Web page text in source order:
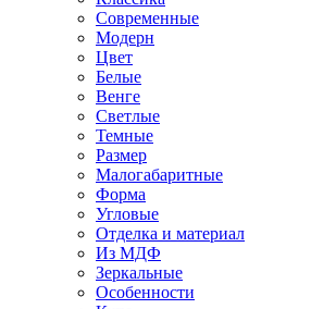
Современные
Модерн
Цвет
Белые
Венге
Светлые
Темные
Размер
Малогабаритные
Форма
Угловые
Отделка и материал
Из МДФ
Зеркальные
Особенности